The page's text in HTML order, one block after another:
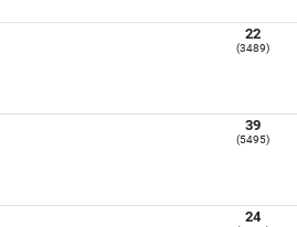
22
(3489)
39
(5495)
24